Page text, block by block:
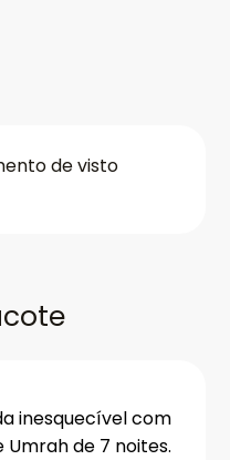
de visto
inesquecível com
Umrah de 7 noites.